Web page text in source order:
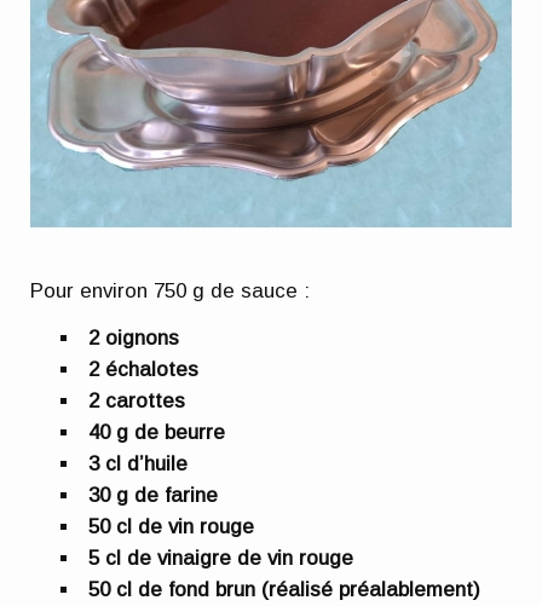
Pour environ 750 g de sauce :
2 oignons
2 échalotes
2 carottes
40 g de beurre
3 cl d’huile
30 g de farine
50 cl de vin rouge
5 cl de vinaigre de vin rouge
50 cl de fond brun (réalisé préalablement)